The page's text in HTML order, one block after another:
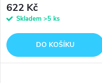
622 Kč
Skladem >5 ks
DO KOŠÍKU